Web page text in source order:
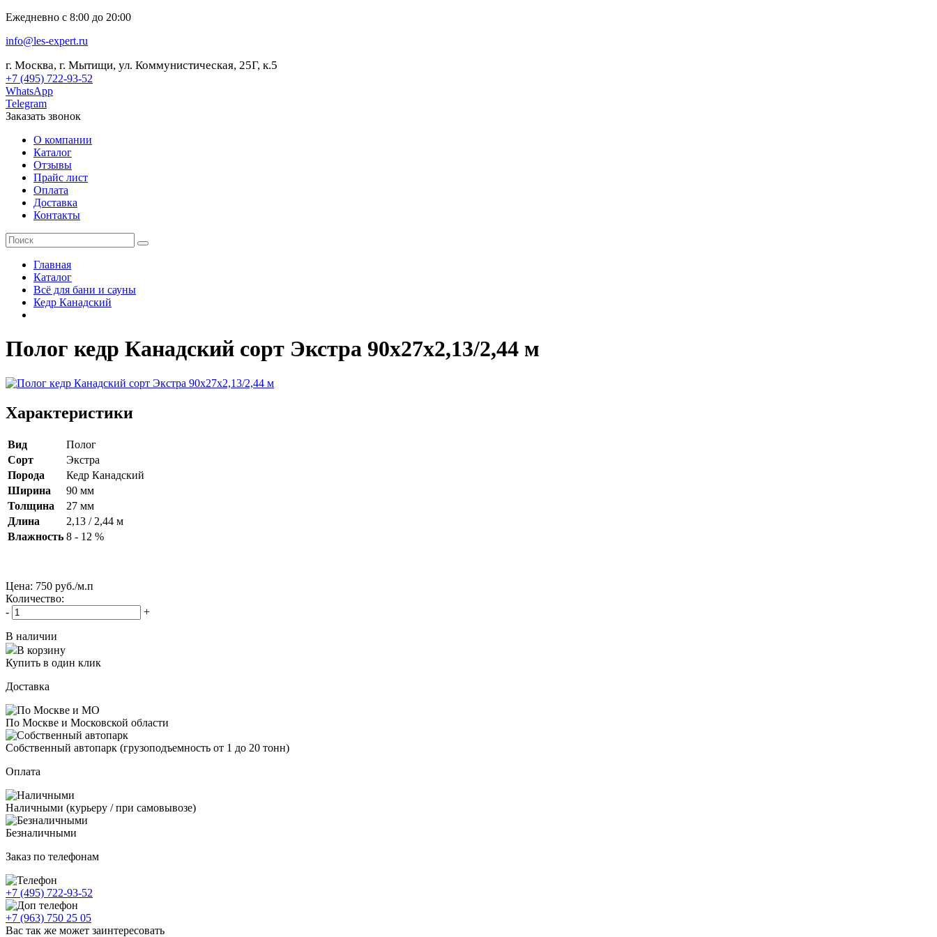
Ежедневно с 8:00 до 20:00
info@les-expert.ru
г. Москва, г. Мытищи, ул. Коммунистическая, 25Г, к.5
+7 (495) 722-93-52
WhatsApp
Telegram
Заказать звонок
О компании
Каталог
Отзывы
Прайс лист
Оплата
Доставка
Контакты
Главная
Каталог
Всё для бани и сауны
Кедр Канадский
Полог кедр Канадский сорт Экстра 90х27х2,13/2,44 м
Характеристики
Вид
Полог
Сорт
Экстра
Порода
Кедр Канадский
Ширина
90 мм
Толщина
27 мм
Длина
2,13 / 2,44 м
Влажность 8 - 12 %
Цена: 750 руб./м.п
Количество:
-
+
В наличии
В корзину
Купить в один клик
Доставка
По Москве и Московской области
Собственный автопарк (грузоподъемность от 1 до 20 тонн)
Оплата
Наличными (курьеру / при самовывозе)
Безналичными
Заказ по телефонам
+7 (495) 722-93-52
+7 (963) 750 25 05
Вас так же может заинтересовать